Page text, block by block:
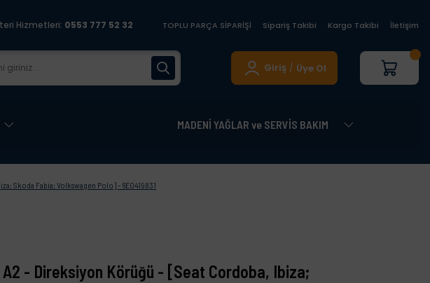
Hizmetleri: 0553 777 52 32 TOPLU PARÇA SİPARİŞİ Sipariş Takibi Kargo Takibi İletişim
Giriş / Üye Ol
MADENİ YAĞLAR ve SERVİS BAKIM
Skoda Fabia; Volkswagen Polo] - 6E0419831
A2 - Direksiyon Körüğü - [Seat Cordoba, Ibiza;